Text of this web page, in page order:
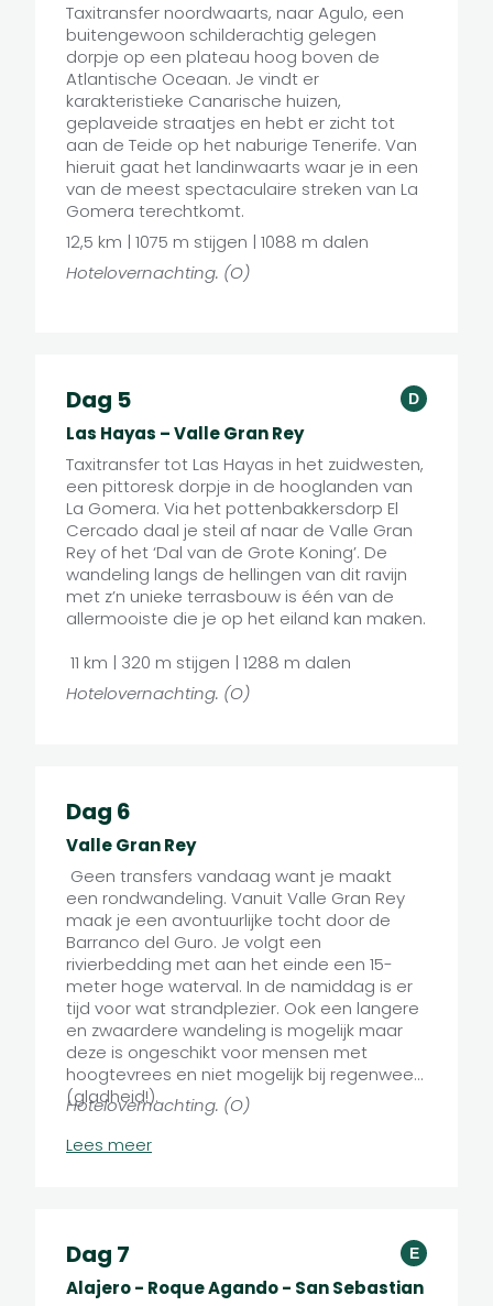
Taxitransfer noordwaarts, naar Agulo, een
buitengewoon schilderachtig gelegen
dorpje op een plateau hoog boven de
Atlantische Oceaan. Je vindt er
karakteristieke Canarische huizen,
geplaveide straatjes en hebt er zicht tot
aan de Teide op het naburige Tenerife. Van
hieruit gaat het landinwaarts waar je in een
van de meest spectaculaire streken van La
Gomera terechtkomt.
12,5 km | 1075 m stijgen | 1088 m dalen
Hotelovernachting. (O)
Dag 5 D
Las Hayas – Valle Gran Rey
Taxitransfer tot Las Hayas in het zuidwesten,
een pittoresk dorpje in de hooglanden van
La Gomera. Via het pottenbakkersdorp El
Cercado daal je steil af naar de Valle Gran
Rey of het ‘Dal van de Grote Koning’. De
wandeling langs de hellingen van dit ravijn
met z’n unieke terrasbouw is één van de
allermooiste die je op het eiland kan maken.
11 km | 320 m stijgen | 1288 m dalen
Hotelovernachting. (O)
Dag 6
Valle Gran Rey
Geen transfers vandaag want je maakt
een rondwandeling. Vanuit Valle Gran Rey
maak je een avontuurlijke tocht door de
Barranco del Guro. Je volgt een
rivierbedding met aan het einde een 15-
meter hoge waterval. In de namiddag is er
tijd voor wat strandplezier. Ook een langere
en zwaardere wandeling is mogelijk maar
deze is ongeschikt voor mensen met
hoogtevrees en niet mogelijk bij regenweer
(gladheid!).
8,2 km | 620 m stijgen en dalen. Of: 14,3 km |
Hotelovernachting. (O)
Lees meer
Dag 7 E
Alajero - Roque Agando - San Sebastian